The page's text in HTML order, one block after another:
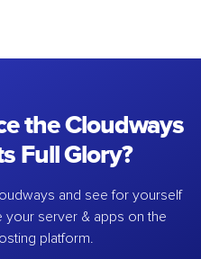
the Cloudways
Full Glory?
and see for yourself
your server & apps on the
platform.